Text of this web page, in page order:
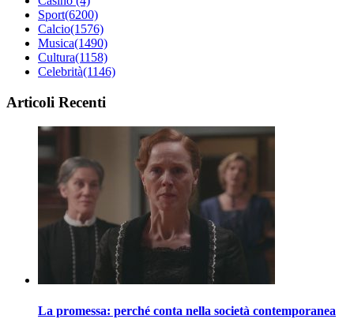
Sport(6200)
Calcio(1576)
Musica(1490)
Cultura(1158)
Celebrità(1146)
Articoli Recenti
La promessa: perché conta nella società contemporanea